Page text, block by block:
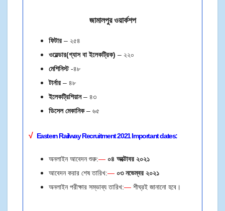
জামালপুর ওয়ার্কশপ
ফিটার – ২৫৪
ওয়েল্ডার(গ্যাস বা ইলেকট্রিক) – ২২০
মেশিনিস্ট-৪৮
টার্নার– ৪৮
ইলেকট্রিশিয়ান– ৪৩
ডিসেল মেকানিক– ৬৫
√ Eastern RailwayRecruitment 2021Important dates:
অনলাইন আবেদন শুরু:— ০৪ অক্টোবর ২০২১
আবেদন করার শেষ তারিখ:— ০৩ নভেম্বর ২০২১
অনলাইন পরীক্ষার সম্ভাব্য তারিখ:—শীঘ্রই জানানো হবে।